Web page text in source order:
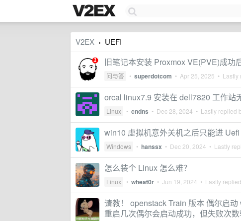
V2EX › UEFI
旧笔记本安装 Proxmox VE(PVE)成功
问与答 • superdotcom • Apr 25, 2025 • Lastly
orcal linux7.9 安装在 dell7820 工作站
Linux • cndns • Dec 28, 2024 • Lastly replied
win10 虚拟机意外关机之后只能进
Windows • hanssx • Dec 20, 2024 • Lastly
怎么装个 Linux 怎么难？
Linux • wheat0r • Jun 19, 2024 • Lastly
请教！ openstack Train 版本 偶尔启
重启几次偶尔会启动成功，但失败次数